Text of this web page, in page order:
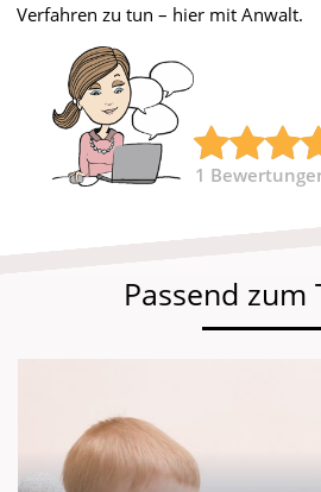
Verfahren zu tun – hier mit Anwalt.
1
Passend zum